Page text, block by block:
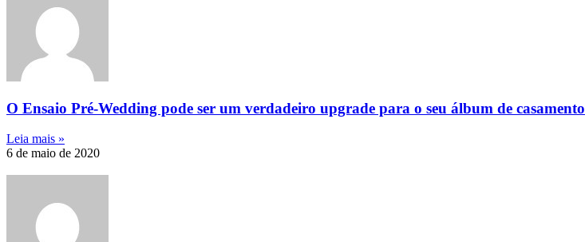
O Ensaio Pré-Wedding pode ser um verdadeiro upgrade para o seu álbum de casamento
Leia mais »
6 de maio de 2020